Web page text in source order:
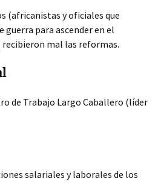
(africanistas y oficiales que
guerra para ascender en el
mal las reformas.
de Trabajo Largo Caballero (líder
salariales y laborales de los